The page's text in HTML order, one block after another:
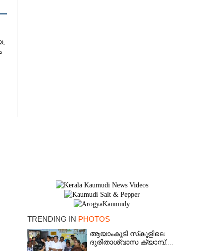
TRENDING IN PHOTOS
ആയാംകുടി സ്‌കൂളിലെ
ദുരിതാശ്വാസ ക്യാമ്പ്....